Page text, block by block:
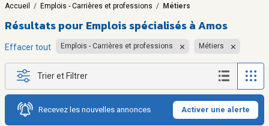
Accueil / Emplois - Carrières et professions / Métiers
Résultats pour Emplois spécialisés à Amos
Effacer tout Emplois - Carrières et professions Métiers
Trier et Filtrer
Recevez les nouvelles annonces Activer une alerte